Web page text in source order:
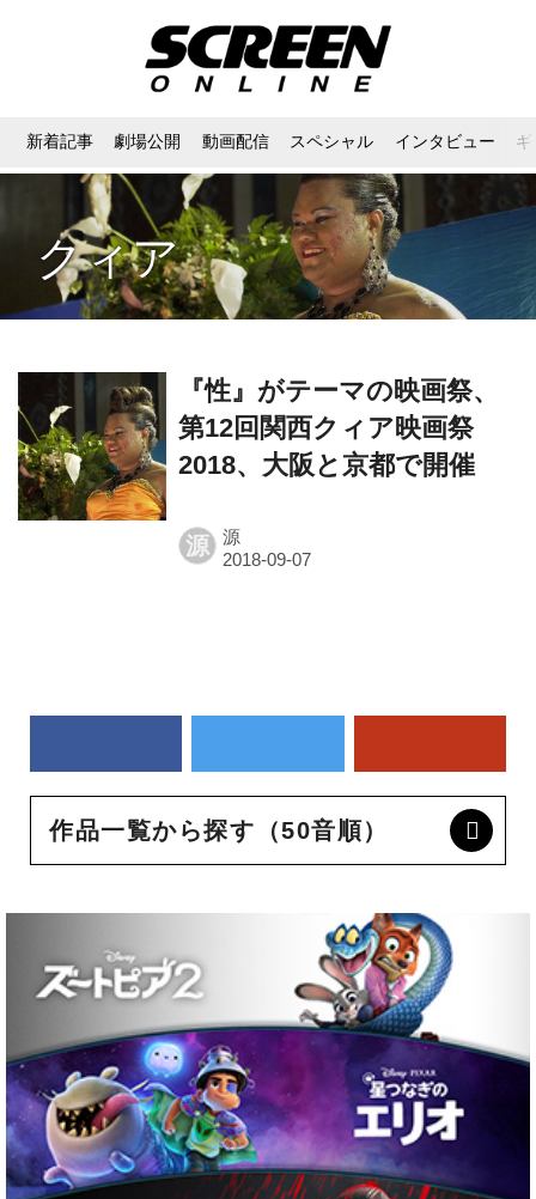
新着記事 劇場公開 動画配信 スペシャル インタビュー
クィア
『性』がテーマの映画祭、
第12回関西クィア映画祭
2018、大阪と京都で開催
源 源
作品一覧から探す（50音順）